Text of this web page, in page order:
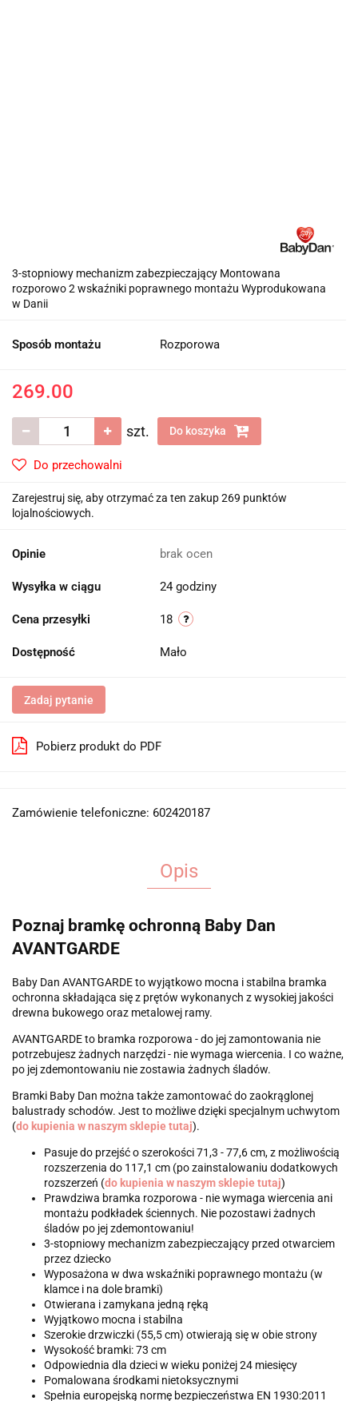
3-stopniowy mechanizm zabezpieczający Montowana
rozporowo 2 wskaźniki poprawnego montażu Wyprodukowana
w Danii
Sposób montażu Rozporowa
269.00
szt. Do koszyka
Do przechowalni
Zarejestruj się, aby otrzymać za ten zakup 269 punktów
lojalnościowych.
Opinie brak ocen
Wysyłka w ciągu 24 godziny
Cena przesyłki 18
Dostępność Mało
Zadaj pytanie
Pobierz produkt do PDF
Zamówienie telefoniczne: 602420187
Opis
Poznaj bramkę ochronną Baby Dan
AVANTGARDE
Baby Dan AVANTGARDE to wyjątkowo mocna i stabilna bramka
ochronna składająca się z prętów wykonanych z wysokiej jakości
drewna bukowego oraz metalowej ramy.
AVANTGARDE to bramka rozporowa - do jej zamontowania nie
potrzebujesz żadnych narzędzi - nie wymaga wiercenia. I co ważne,
po jej zdemontowaniu nie zostawia żadnych śladów.
Bramki Baby Dan można także zamontować do zaokrąglonej
balustrady schodów. Jest to możliwe dzięki specjalnym uchwytom
(do kupienia w naszym sklepie tutaj).
Pasuje do przejść o szerokości 71,3 - 77,6 cm, z możliwością
rozszerzenia do 117,1 cm (po zainstalowaniu dodatkowych
rozszerzeń (do kupienia w naszym sklepie tutaj)
Prawdziwa bramka rozporowa - nie wymaga wiercenia ani
montażu podkładek ściennych. Nie pozostawi żadnych
śladów po jej zdemontowaniu!
3-stopniowy mechanizm zabezpieczający przed otwarciem
przez dziecko
Wyposażona w dwa wskaźniki poprawnego montażu (w
klamce i na dole bramki)
Otwierana i zamykana jedną ręką
Wyjątkowo mocna i stabilna
Szerokie drzwiczki (55,5 cm) otwierają się w obie strony
Wysokość bramki: 73 cm
Odpowiednia dla dzieci w wieku poniżej 24 miesięcy
Pomalowana środkami nietoksycznymi
Spełnia europejską normę bezpieczeństwa EN 1930:2011